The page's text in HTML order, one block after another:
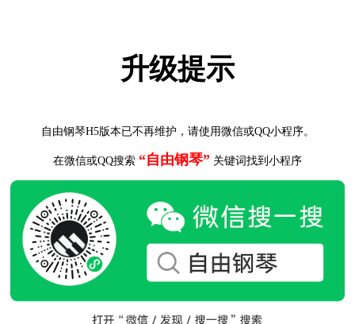
升级提示
自由钢琴H5版本已不再维护，请使用微信或QQ小程序。
在微信或QQ搜索 “自由钢琴” 关键词找到小程序